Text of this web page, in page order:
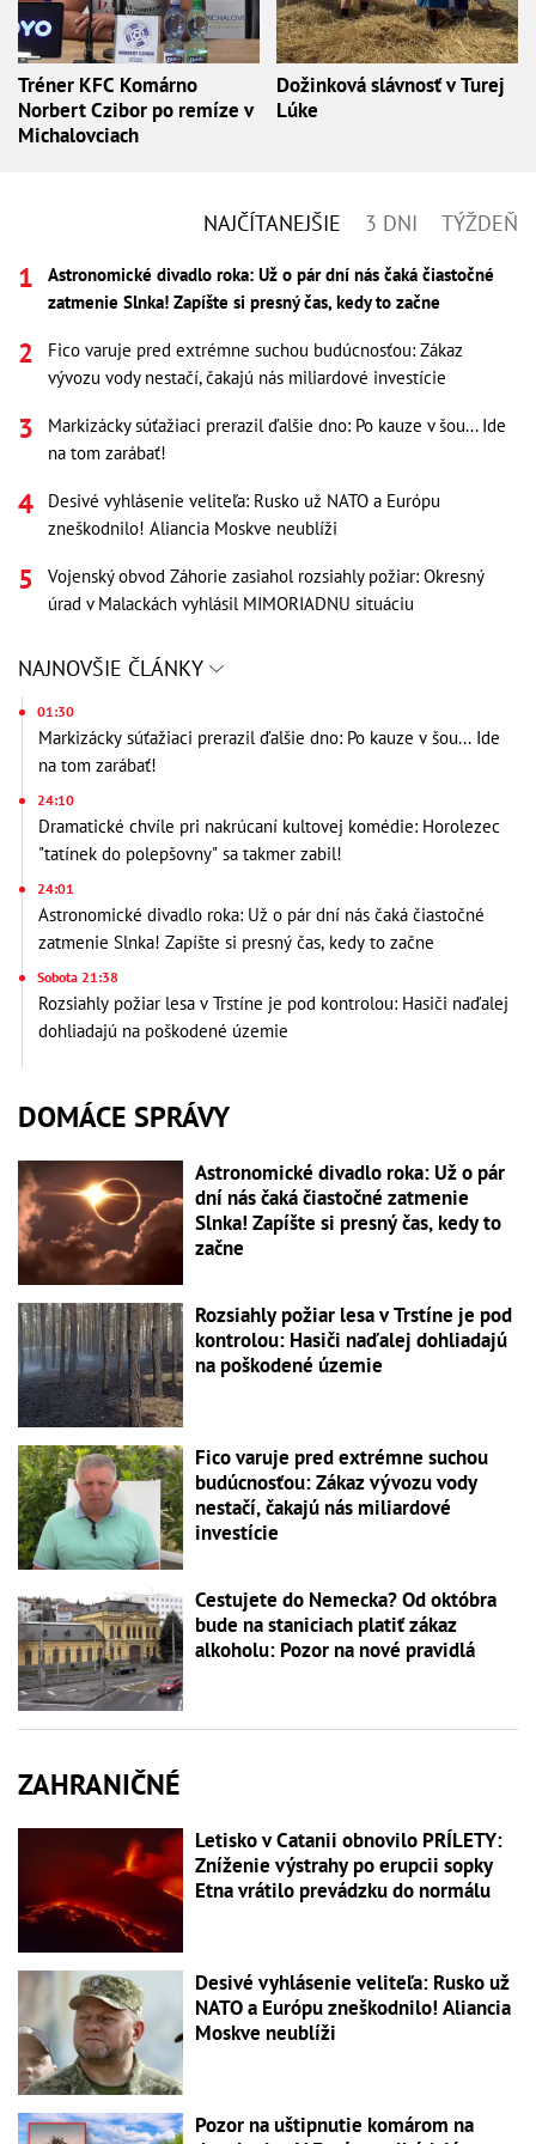
Tréner KFC Komárno
Norbert Czibor po remíze v
Michalovciach
Dožinková slávnosť v Turej
Lúke
NAJČÍTANEJŠIE 3 DNI TÝŽDEŇ
Astronomické divadlo roka: Už o pár dní nás čaká čiastočné
zatmenie Slnka! Zapíšte si presný čas, kedy to začne
Fico varuje pred extrémne suchou budúcnosťou: Zákaz
vývozu vody nestačí, čakajú nás miliardové investície
Markizácky súťažiaci prerazil ďalšie dno: Po kauze v šou... Ide
na tom zarábať!
Desivé vyhlásenie veliteľa: Rusko už NATO a Európu
zneškodnilo! Aliancia Moskve neublíži
Vojenský obvod Záhorie zasiahol rozsiahly požiar: Okresný
úrad v Malackách vyhlásil MIMORIADNU situáciu
NAJNOVŠIE ČLÁNKY
01:30
Markizácky súťažiaci prerazil ďalšie dno: Po kauze v šou... Ide
na tom zarábať!
24:10
Dramatické chvíle pri nakrúcaní kultovej komédie: Horolezec
"tatínek do polepšovny" sa takmer zabil!
24:01
Astronomické divadlo roka: Už o pár dní nás čaká čiastočné
zatmenie Slnka! Zapíšte si presný čas, kedy to začne
Sobota 21:38
Rozsiahly požiar lesa v Trstíne je pod kontrolou: Hasiči naďalej
dohliadajú na poškodené územie
DOMÁCE SPRÁVY
Astronomické divadlo roka: Už o pár
dní nás čaká čiastočné zatmenie
Slnka! Zapíšte si presný čas, kedy to
začne
Rozsiahly požiar lesa v Trstíne je pod
kontrolou: Hasiči naďalej dohliadajú
na poškodené územie
Fico varuje pred extrémne suchou
budúcnosťou: Zákaz vývozu vody
nestačí, čakajú nás miliardové
investície
Cestujete do Nemecka? Od októbra
bude na staniciach platiť zákaz
alkoholu: Pozor na nové pravidlá
ZAHRANIČNÉ
Letisko v Catanii obnovilo PRÍLETY:
Zníženie výstrahy po erupcii sopky
Etna vrátilo prevádzku do normálu
Desivé vyhlásenie veliteľa: Rusko už
NATO a Európu zneškodnilo! Aliancia
Moskve neublíži
Pozor na uštipnutie komárom na